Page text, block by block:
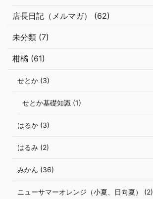
店長日記（メルマガ） (62)
未分類 (7)
柑橘 (61)
せとか (3)
せとか基礎知識 (1)
はるか (3)
はるみ (2)
みかん (36)
ニューサマーオレンジ（小夏、日向夏） (2)